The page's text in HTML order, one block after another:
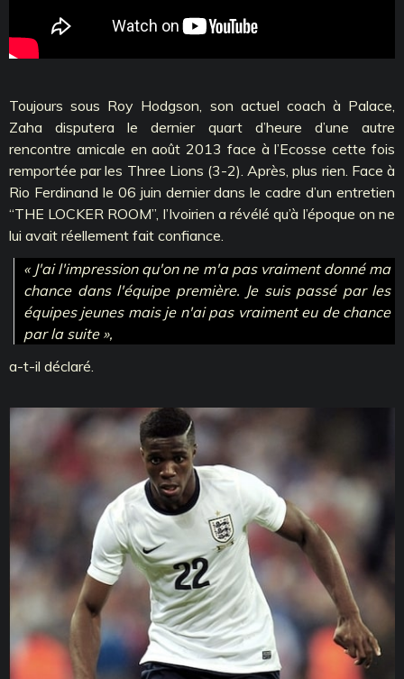
Toujours sous Roy Hodgson, son actuel coach à Palace,
Zaha disputera le dernier quart d’heure d’une autre
rencontre amicale en août 2013 face à l’Ecosse cette fois
remportée par les Three Lions (3-2). Après, plus rien. Face à
Rio Ferdinand le 06 juin dernier dans le cadre d’un entretien
‘‘THE LOCKER ROOM’’, l’Ivoirien a révélé qu’à l’époque on ne
lui avait réellement fait confiance.
« J'ai l'impression qu'on ne m'a pas vraiment donné ma
chance dans l'équipe première. Je suis passé par les
équipes jeunes mais je n'ai pas vraiment eu de chance
par la suite »,
a-t-il déclaré.